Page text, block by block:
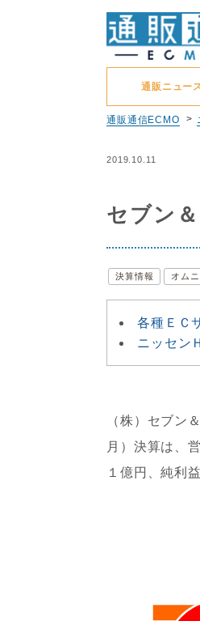
通販ニュー
通販通信ECMO
2019.10.11
セブン
決算情報 オムニ
各種ＥＣ
ニッセン
（株）セブン
月）決算は、
１億円、純利